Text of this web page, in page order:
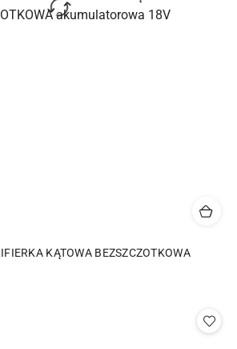
KĄTOWA BEZSZCZOTKOWA